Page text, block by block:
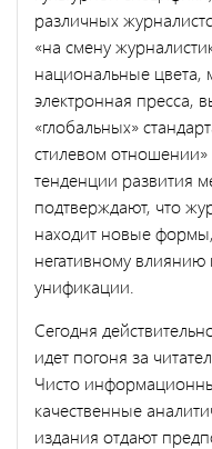
различных
«на смену
национальные цвета,
электронная пресса,
«глобальных»
стилевом
тенденции развития
подтверждают, что
находит новые
негативному влиянию
унификации.
Сегодня
идет погоня за
Чисто
качественные
издания отдают